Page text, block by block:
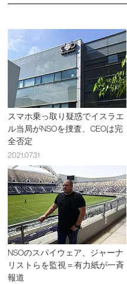
スマホ乗っ取り疑惑でイスラエ
ル当局がNSOを捜査、CEOは完
全否定
2021.07.31
NSOのスパイウェア、ジャーナ
リストらを監視＝有力紙が一斉
報道